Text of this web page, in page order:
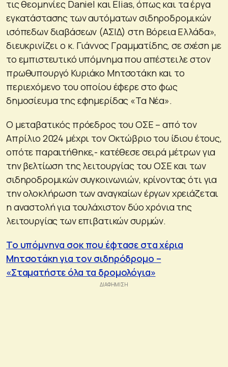
τις θεομηνίες Daniel και Elias, όπως και τα έργα
εγκατάστασης των αυτόματων σιδηροδρομικών
ισόπεδων διαβάσεων (ΑΣΙΔ) στη Βόρεια Ελλάδα»,
διευκρινίζει ο κ. Γιάννος Γραμματίδης, σε σχέση με
το εμπιστευτικό υπόμνημα που απέστειλε στον
πρωθυπουργό Κυριάκο Μητσοτάκη και το
περιεχόμενο του οποίου έφερε στο φως
δημοσίευμα της εφημερίδας «Τα Νέα».
Ο μεταβατικός πρόεδρος του ΟΣΕ – από τον
Απρίλιο 2024 μέχρι τον Οκτώβριο του ίδιου έτους,
οπότε παραιτήθηκε,- κατέθεσε σειρά μέτρων για
την βελτίωση της λειτουργίας του ΟΣΕ και των
σιδηροδρομικών συγκοινωνιών, κρίνοντας ότι για
την ολοκλήρωση των αναγκαίων έργων χρειάζεται
η αναστολή για τουλάχιστον δύο χρόνια της
λειτουργίας των επιβατικών συρμών.
Το υπόμνηνα σοκ που έφτασε στα χέρια
Μητσοτάκη για τον σιδηρόδρομο –
«Σταματήστε όλα τα δρομολόγια»